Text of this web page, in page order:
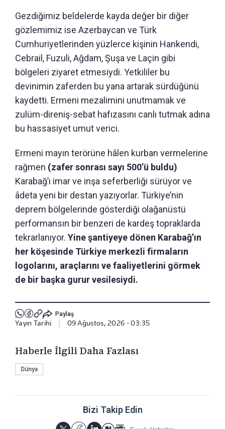
Gezdiğimiz beldelerde kayda değer bir diğer
gözlemimiz ise Azerbaycan ve Türk
Cumhuriyetlerinden yüzlerce kişinin Hankendi,
Cebrail, Fuzuli, Ağdam, Şuşa ve Laçin gibi
bölgeleri ziyaret etmesiydi. Yetkililer bu
devinimin zaferden bu yana artarak sürdüğünü
kaydetti. Ermeni mezalimini unutmamak ve
zulüm-direniş-sebat hafızasını canlı tutmak adına
bu hassasiyet umut verici.
Ermeni mayın terörüne hâlen kurban vermelerine
rağmen (zafer sonrası sayı 500’ü buldu)
Karabağ’ı imar ve inşa seferberliği sürüyor ve
âdeta yeni bir destan yazıyorlar. Türkiye’nin
deprem bölgelerinde gösterdiği olağanüstü
performansın bir benzeri de kardeş topraklarda
tekrarlanıyor. Yine şantiyeye dönen Karabağ’ın
her köşesinde Türkiye merkezli firmaların
logolarını, araçlarını ve faaliyetlerini görmek
de bir başka gurur vesilesiydi.
Paylaş
Yayın Tarihi 09 Ağustos, 2026 - 03:35
Haberle İlgili Daha Fazlası
Dünya
Bizi Takip Edin